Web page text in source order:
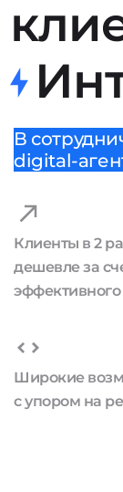
В
digital-
Клиенты в 2
дешевле за
Широкие
с упором на